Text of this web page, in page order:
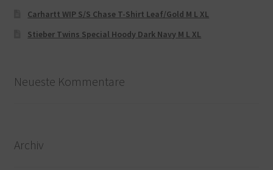
Carhartt WIP S/S Chase T-Shirt Leaf/Gold M L XL
Stieber Twins Special Hoody Dark Navy M L XL
Neueste Kommentare
Archiv